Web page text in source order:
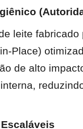
leite
Place)
de alto